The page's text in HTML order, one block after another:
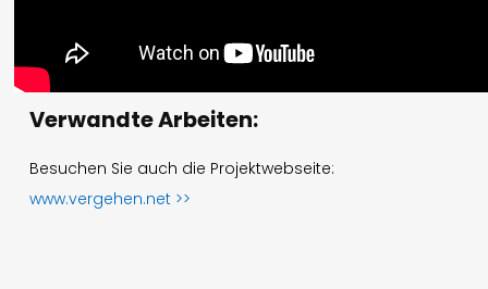
Verwandte Arbeiten:
Besuchen Sie auch die Projektwebseite:
www.vergehen.net >>